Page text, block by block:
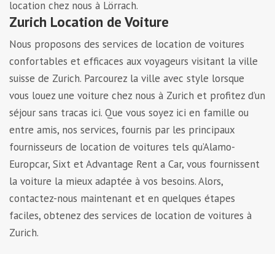
location chez nous à Lörrach.
Zurich Location de Voiture
Nous proposons des services de location de voitures
confortables et efficaces aux voyageurs visitant la ville
suisse de Zurich. Parcourez la ville avec style lorsque
vous louez une voiture chez nous à Zurich et profitez d’un
séjour sans tracas ici. Que vous soyez ici en famille ou
entre amis, nos services, fournis par les principaux
fournisseurs de location de voitures tels qu’Alamo-
Europcar, Sixt et Advantage Rent a Car, vous fournissent
la voiture la mieux adaptée à vos besoins. Alors,
contactez-nous maintenant et en quelques étapes
faciles, obtenez des services de location de voitures à
Zurich.